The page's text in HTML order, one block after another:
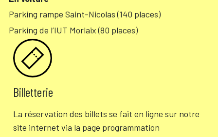
Parking rampe Saint-Nicolas (140 places)
Parking de l’IUT Morlaix (80 places)
Billetterie
La réservation des billets se fait en ligne sur notre
site internet via la page programmation